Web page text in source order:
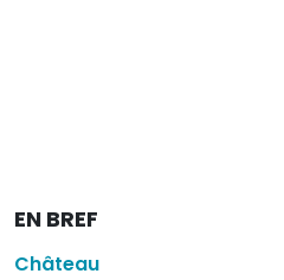
EN BREF
Château